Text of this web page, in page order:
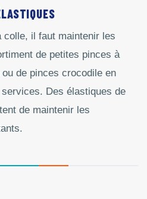
colle, il faut maintenir les
de petites pinces à
de pinces crocodile en
Des élastiques de
de maintenir les